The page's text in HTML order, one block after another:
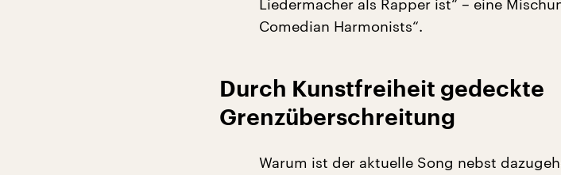
Liedermacher als Rapper ist“ – eine
Comedian Harmonists“.
Durch Kunstfreiheit gedeckte
Grenzüberschreitung
Warum ist der aktuelle Song nebst